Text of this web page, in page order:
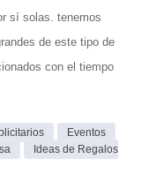
sí solas. tenemos
de este tipo de
con el tiempo
Eventos
Ideas de Regalos